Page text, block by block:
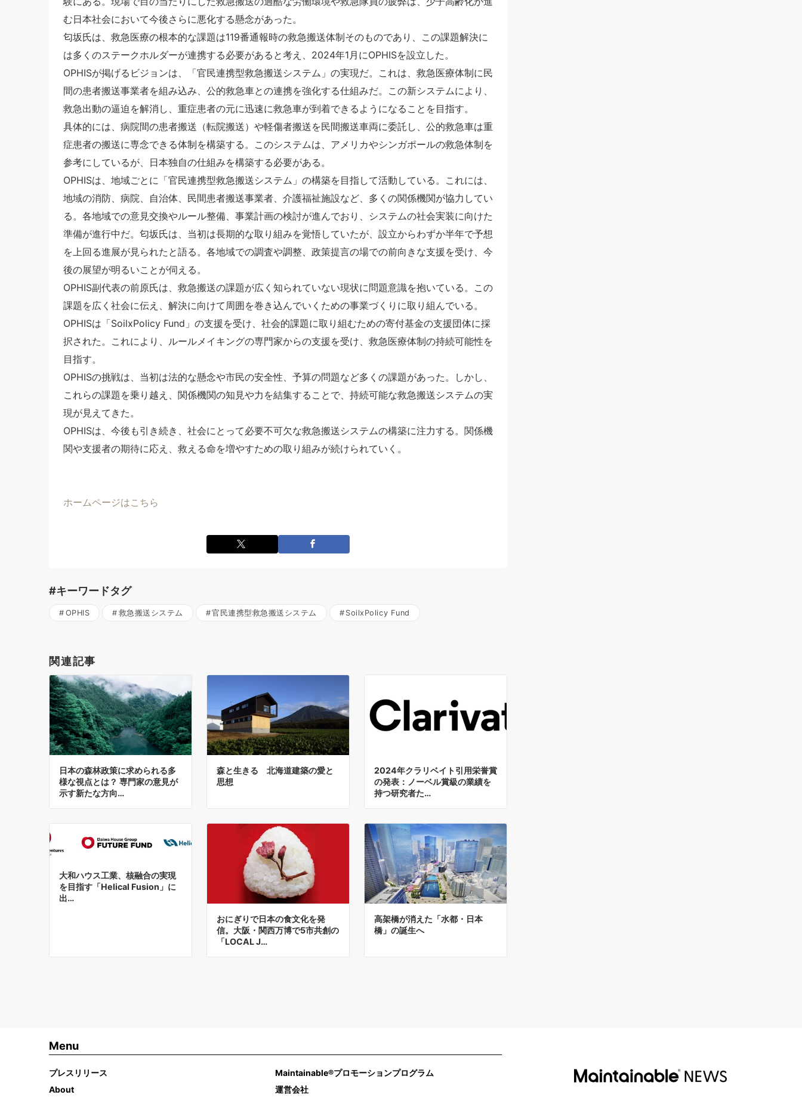
む日本社会において今後さらに悪化する懸念があった。
匂坂氏は、救急医療の根本的な課題は119番通報時の救急搬送体制そのものであり、この課題解決に
は多くのステークホルダーが連携する必要があると考え、2024年1月にOPHISを設立した。
OPHISが掲げるビジョンは、「官民連携型救急搬送システム」の実現だ。これは、救急医療体制に民
間の患者搬送事業者を組み込み、公的救急車との連携を強化する仕組みだ。この新システムにより、
救急出動の逼迫を解消し、重症患者の元に迅速に救急車が到着できるようになることを目指す。
具体的には、病院間の患者搬送（転院搬送）や軽傷者搬送を民間搬送車両に委託し、公的救急車は重
症患者の搬送に専念できる体制を構築する。このシステムは、アメリカやシンガポールの救急体制を
参考にしているが、日本独自の仕組みを構築する必要がある。
OPHISは、地域ごとに「官民連携型救急搬送システム」の構築を目指して活動している。これには、
地域の消防、病院、自治体、民間患者搬送事業者、介護福祉施設など、多くの関係機関が協力してい
る。各地域での意見交換やルール整備、事業計画の検討が進んでおり、システムの社会実装に向けた
準備が進行中だ。匂坂氏は、当初は長期的な取り組みを覚悟していたが、設立からわずか半年で予想
を上回る進展が見られたと語る。各地域での調査や調整、政策提言の場での前向きな支援を受け、今
後の展望が明るいことが伺える。
OPHIS副代表の前原氏は、救急搬送の課題が広く知られていない現状に問題意識を抱いている。この
課題を広く社会に伝え、解決に向けて周囲を巻き込んでいくための事業づくりに取り組んでいる。
OPHISは「SoilxPolicy Fund」の支援を受け、社会的課題に取り組むための寄付基金の支援団体に採
択された。これにより、ルールメイキングの専門家からの支援を受け、救急医療体制の持続可能性を
目指す。
OPHISの挑戦は、当初は法的な懸念や市民の安全性、予算の問題など多くの課題があった。しかし、
これらの課題を乗り越え、関係機関の知見や力を結集することで、持続可能な救急搬送システムの実
現が見えてきた。
OPHISは、今後も引き続き、社会にとって必要不可欠な救急搬送システムの構築に注力する。関係機
関や支援者の期待に応え、救える命を増やすための取り組みが続けられていく。
ホームページはこちら
#キーワードタグ
OPHIS 救急搬送システム 官民連携型救急搬送システム SoilxPolicy Fund
関連記事
日本の森林政策に求められる多
様な視点とは？ 専門家の意見が
示す新たな方向…
森と生きる 北海道建築の愛と
思想
2024年クラリベイト引用栄誉賞
の発表：ノーベル賞級の業績を
持つ研究者た…
大和ハウス工業、核融合の実現
を目指す「Helical Fusion」に
出…
おにぎりで日本の食文化を発
信。大阪・関西万博で5市共創の
「LOCAL J…
高架橋が消えた「水都・日本
橋」の誕生へ
Menu
プレスリリース
About
Maintainable®プロモーションプログラム
運営会社